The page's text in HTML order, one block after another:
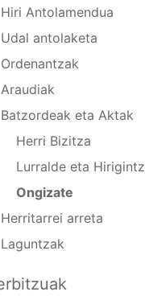
Hiri Antolamendua
Udal antolaketa
Ordenantzak
Araudiak
Batzordeak eta Aktak
Herri Bizitza
Lurralde eta
Ongizate
Herritarrei arreta
Laguntzak